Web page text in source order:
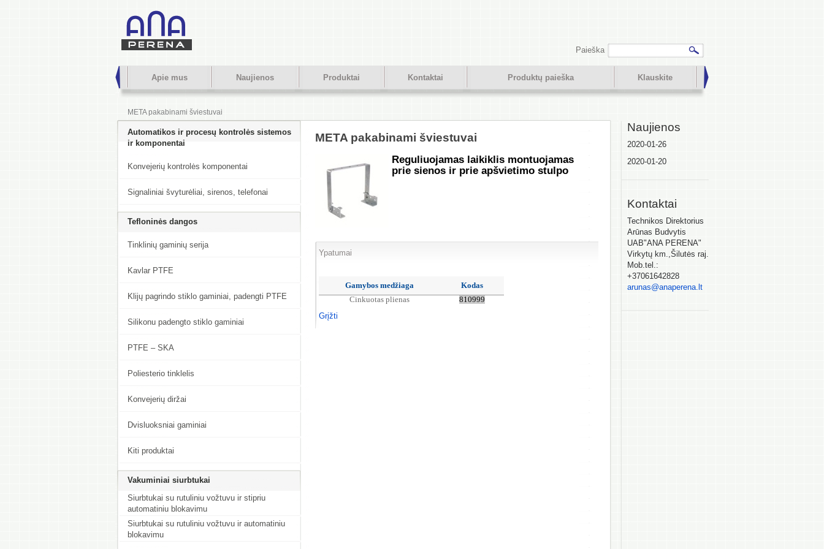
Paieška
Apie mus Naujienos Produktai Kontaktai Produktų paieška Klauskite
META pakabinami šviestuvai
Automatikos ir procesų kontrolės sistemos
ir komponentai
Konvejerių kontrolės komponentai
Signaliniai švyturėliai, sirenos, telefonai
Tefloninės dangos
Tinklinių gaminių serija
Kavlar PTFE
Klijų pagrindo stiklo gaminiai, padengti PTFE
Silikonu padengto stiklo gaminiai
PTFE – SKA
Poliesterio tinklelis
Konvejerių diržai
Dvisluoksniai gaminiai
Kiti produktai
Vakuminiai siurbtukai
Siurbtukai su rutuliniu vožtuvu ir stipriu
automatiniu blokavimu
Siurbtukai su rutuliniu vožtuvu ir automatiniu
blokavimu
META pakabinami šviestuvai
Reguliuojamas laikiklis montuojamas
prie sienos ir prie apšvietimo stulpo
Ypatumai
Gamybos medžiaga Kodas
Cinkuotas plienas 810999
Grįžti
Naujienos
2020-01-26
2020-01-20
Kontaktai
Technikos Direktorius
Arūnas Budvytis
UAB"ANA PERENA"
Virkytų km.,Šilutės raj.
Mob.tel.:
+37061642828
arunas@anaperena.lt